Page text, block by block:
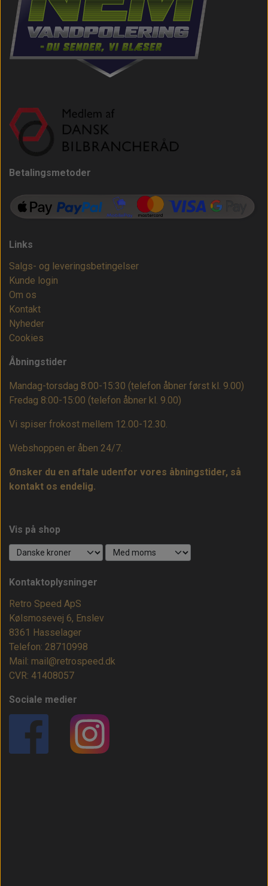
Betalingsmetoder
Links
Salgs- og leveringsbetingelser
Kunde login
Om os
Kontakt
Nyheder
Cookies
Åbningstider
Mandag-torsdag 8:00-15:30 (telefon åbner først kl. 9.00)
Fredag 8:00-15:00 (telefon åbner kl. 9.00)
Vi spiser frokost mellem 12.00-12.30.
Webshoppen er åben 24/7.
Ønsker du en aftale udenfor vores åbningstider, så
kontakt os endelig.
Vis på shop
Kontaktoplysninger
Retro Speed ApS
Kølsmosevej 6, Enslev
8361 Hasselager
Telefon: 28710998
Mail: mail@retrospeed.dk
CVR: 41408057
Sociale medier